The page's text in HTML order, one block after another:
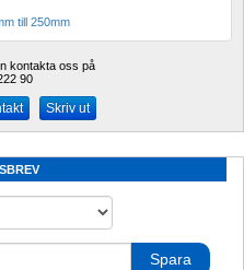
till 250mm
kontakta oss på
90
Skriv ut
Spara